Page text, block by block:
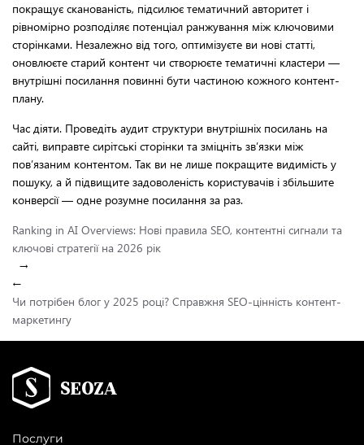
покращує сканованість, підсилює тематичний авторитет і
рівномірно розподіляє потенціал ранжування між ключовими
сторінками. Незалежно від того, оптимізуєте ви нові статті,
оновлюєте старий контент чи створюєте тематичні кластери —
внутрішні посилання повинні бути частиною кожного контент-
плану.
Час діяти. Проведіть аудит структури внутрішніх посилань на
сайті, виправте сирітські сторінки та зміцніть зв’язки між
пов’язаним контентом. Так ви не лише покращите видимість у
пошуку, а й підвищите задоволеність користувачів і збільшите
конверсії — одне розумне посилання за раз.
Ranking in AI Overviews: Нові правила SEO, контентні сигнали та
ключові стратегії на 2026 рік
→
←
Чи потрібен блог у 2025 році? Справжня SEO-цінність контент-
маркетингу
Послуги